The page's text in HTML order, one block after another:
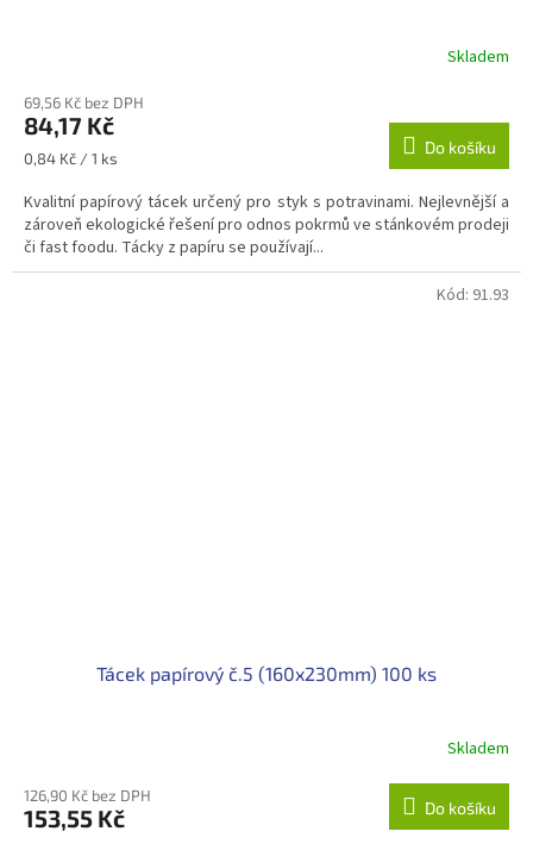
Skladem
69,56 Kč bez DPH
84,17 Kč
Měrná
0,84 Kč / 1 ks
Do košíku
Kvalitní papírový tácek určený pro styk s potravinami. Nejlevnější a
zároveň ekologické řešení pro odnos pokrmů ve stánkovém prodeji
či fast foodu. Tácky z papíru se používají...
Tácek papírový č.5 (160x230mm) 100 ks
Skladem
126,90 Kč bez DPH
153,55 Kč Do košíku
Kód: 91.93